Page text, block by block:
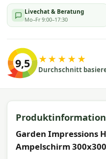
Livechat & Beratung
Mo–Fr 9:00–17:30
9,5 ★★★★★
Durchschnitt
Garden Impressions
Ampelschirm